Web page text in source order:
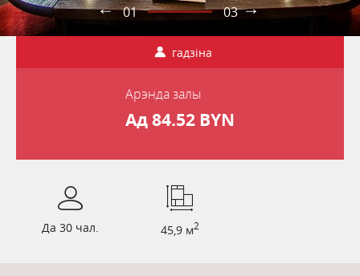
01 03
гадзіна
Арэнда залы
Ад 84.52 BYN
Да 30 чал. 45,9 м2